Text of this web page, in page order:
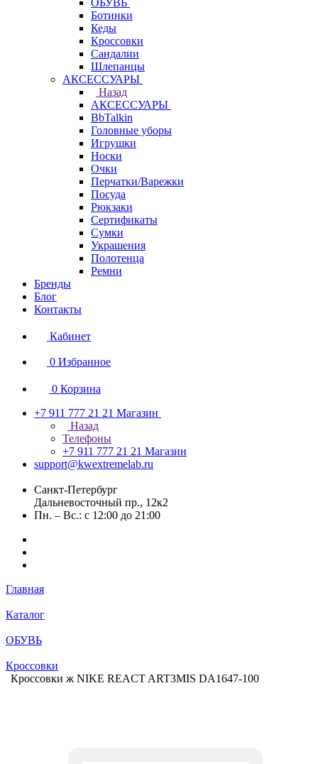
ОБУВЬ
Ботинки
Кеды
Кроссовки
Сандалии
Шлепанцы
АКСЕССУАРЫ
Назад
АКСЕССУАРЫ
BbTalkin
Головные уборы
Игрушки
Носки
Очки
Перчатки/Варежки
Посуда
Рюкзаки
Сертификаты
Сумки
Украшения
Полотенца
Ремни
Бренды
Блог
Контакты
Кабинет
0 Избранное
0 Корзина
+7 911 777 21 21 Магазин
Назад
Телефоны
+7 911 777 21 21 Магазин
support@kwextremelab.ru
Санкт-Петербург
Дальневосточный пр., 12к2
Пн. – Вс.: с 12:00 до 21:00
Главная
Каталог
ОБУВЬ
Кроссовки
Кроссовки ж NIKE REACT ART3MIS DA1647-100